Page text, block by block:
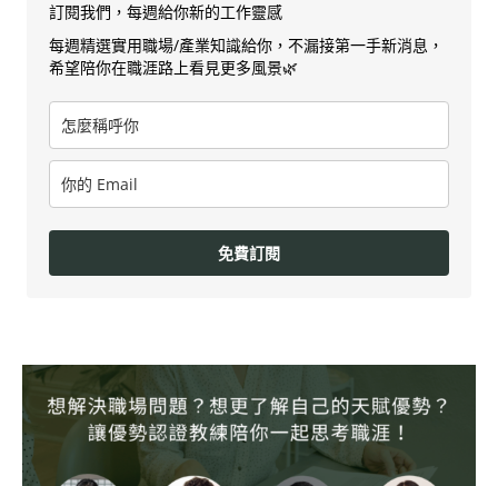
訂閱我們，每週給你新的工作靈感
每週精選實用職場/產業知識給你，不漏接第一手新消息，
希望陪你在職涯路上看見更多風景🌿
免費訂閱